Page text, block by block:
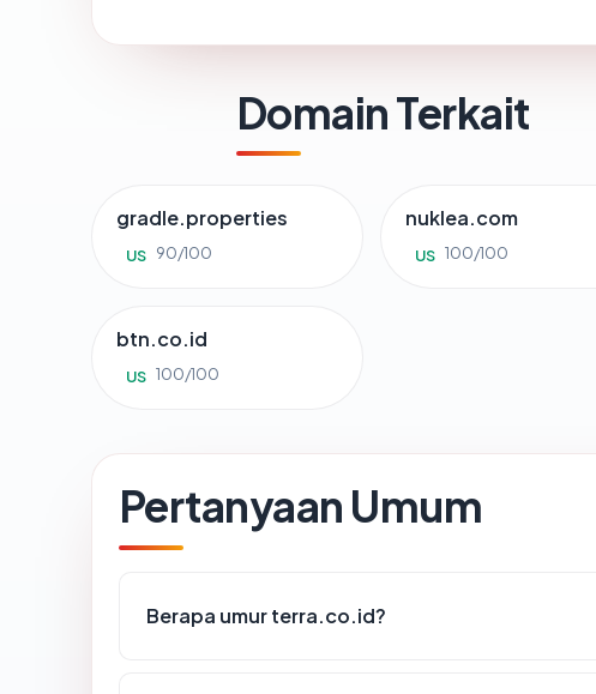
Domain Terkait
gradle.properties
US 90/100
nuklea.com
US 100/100
btn.co.id
US 100/100
Pertanyaan Umum
Berapa umur terra.co.id?